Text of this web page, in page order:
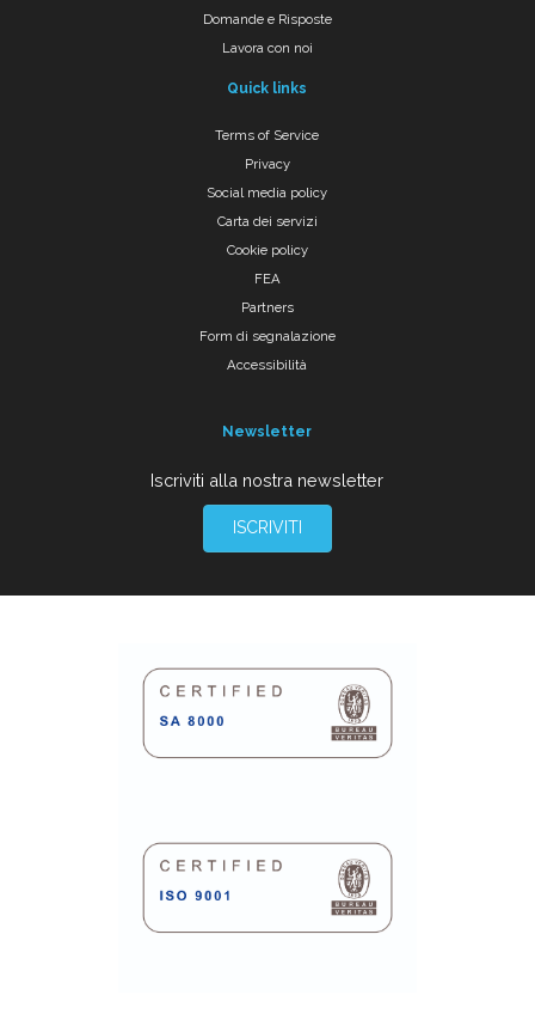
Domande e Risposte
Lavora con noi
Quick links
Terms of Service
Privacy
Social media policy
Carta dei servizi
Cookie policy
FEA
Partners
Form di segnalazione
Accessibilità
Newsletter
Iscriviti alla nostra newsletter
ISCRIVITI